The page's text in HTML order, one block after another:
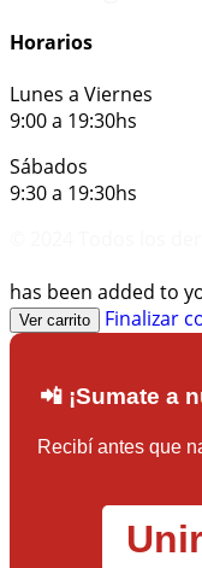
Horarios
Lunes a Viernes
9:00 a 19:30hs
Sábados
9:30 a 19:30hs
has been added to
Ver carrito Finalizar
📲 ¡Sumate a
Recibí antes que